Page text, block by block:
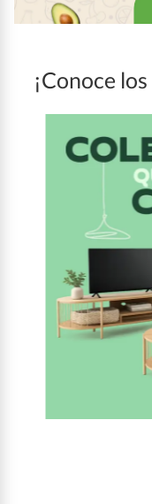
¡Conoce